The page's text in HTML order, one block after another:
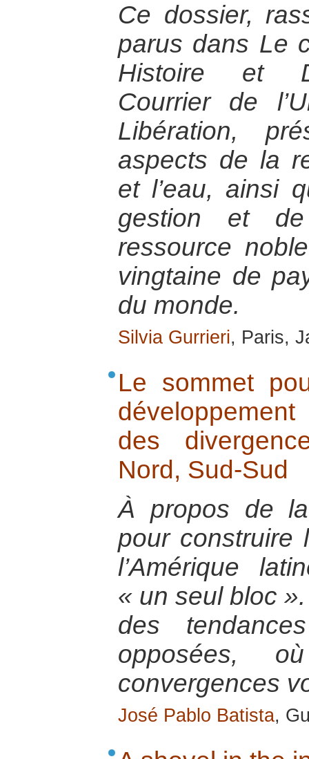
Ce dossier,
parus dans Le
Histoire et
Courrier de
Libération,
aspects de la
et l’eau, ainsi
gestion et
ressource
vingtaine de
du monde.
Silvia Gurrieri, Paris,
Le sommet
des
Nord, Sud-Sud
À propos de la
pour construire
l’Amérique
« un seul bloc
des
opposées,
convergences
José Pablo Batista,